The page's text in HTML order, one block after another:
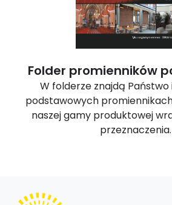
Folder promienników
W folderze znajdą
podstawowych
naszej gamy produktowej
przeznaczenia.